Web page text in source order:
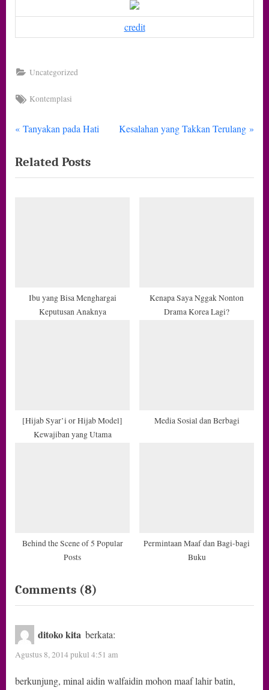
credit
Uncategorized
Tags:
Kontemplasi
Navigasi
pos
P
e
v
Tanyakan pada Hati
N
t
Kesalahan yang Takkan Terulang
Related Posts
Ibu yang Bisa Menghargai
Keputusan Anaknya
Kenapa Saya Nggak Nonton
Drama Korea Lagi?
[Hijab Syar’i or Hijab Model]
Kewajiban yang Utama
Media Sosial dan Berbagi
Behind the Scene of 5 Popular
Posts
Permintaan Maaf dan Bagi-bagi
Buku
Comments (8)
“Tuhan
ditoko kita berkata:
Agustus 8, 2014 pukul 4:51 am
berkunjung, minal aidin walfaidin mohon maaf lahir batin,